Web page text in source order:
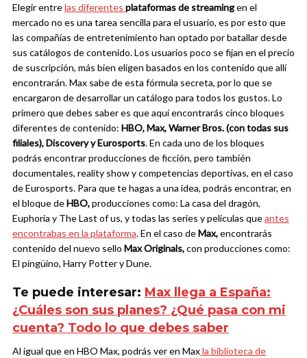
Elegir entrelas diferentes plataformas de streamingen el
mercado no es una tarea sencilla para el usuario, es por esto que
las compañías de entretenimiento han optado por batallar desde
sus catálogos de contenido. Los usuarios poco se fijan en el precio
de suscripción, más bien eligen basados en los contenido que allí
encontrarán.Max sabe de esta fórmula secreta, por lo que se
encargaron de desarrollar un catálogo para todos los gustos. Lo
primero que debes saber es que aquí encontrarás cinco bloques
diferentes de contenido: HBO, Max, Warner Bros. (con todas sus
filiales), Discovery y Eurosports. En cada uno de los bloques
podrás encontrar producciones de ficción, pero también
documentales, reality show y competencias deportivas, en el caso
de Eurosports. Para que te hagas a una idea, podrás encontrar, en
el bloque deHBO,producciones como: La casa del dragón,
Euphoria y The Last of us, y todas las series y películas queantes
encontrabas en la plataforma. En el caso deMax,encontrarás
contenido del nuevo sello Max Originals,con producciones como:
El pingüino, Harry Potter y Dune.
Te puede interesar: Max llega a España:
¿Cuáles son sus planes? ¿Qué pasa con mi
cuenta? Todo lo que debes saber
Al igual que en HBO Max, podrás ver en Maxla biblioteca de